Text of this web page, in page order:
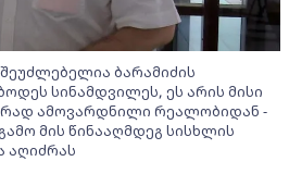
ბარამიძის
სინამდვილეს, ეს არის მისი
ამოვარდნილი რეალობიდან -
მის წინააღმდეგ სისხლის
აღიძრას